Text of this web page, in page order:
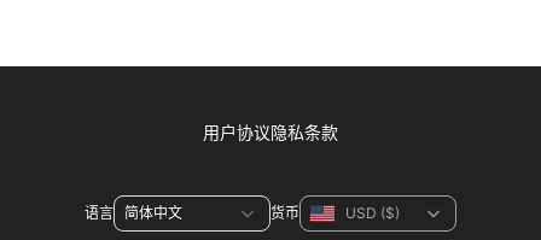
用户协议隐私条款
语言 货币